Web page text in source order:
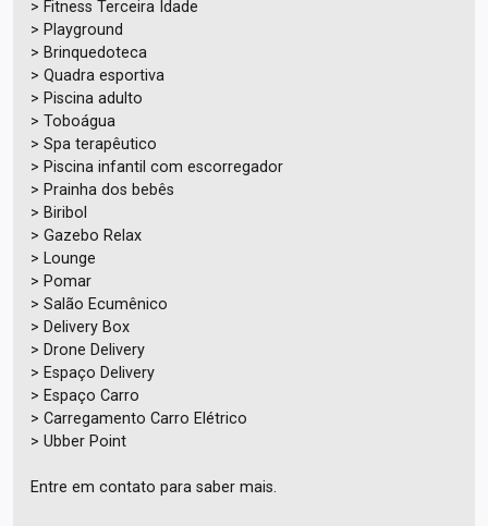
> Fitness Terceira Idade
> Playground
> Brinquedoteca
> Quadra esportiva
> Piscina adulto
> Toboágua
> Spa terapêutico
> Piscina infantil com escorregador
> Prainha dos bebês
> Biribol
> Gazebo Relax
> Lounge
> Pomar
> Salão Ecumênico
> Delivery Box
> Drone Delivery
> Espaço Delivery
> Espaço Carro
> Carregamento Carro Elétrico
> Ubber Point
Entre em contato para saber mais.